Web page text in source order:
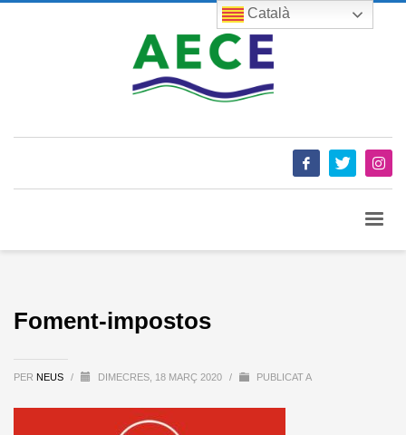
Foment-impostos
PER NEUS / DIMECRES, 18 MARÇ 2020 / PUBLICAT A
Català